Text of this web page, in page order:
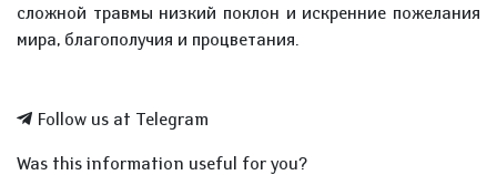
сложной травмы низкий поклон и искренние пожелания
мира, благополучия и процветания.
Follow us at Telegram
Was this information useful for you?